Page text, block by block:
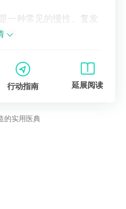
一种常见的慢性、复发
病。
行动指南 延展阅读
的实用医典